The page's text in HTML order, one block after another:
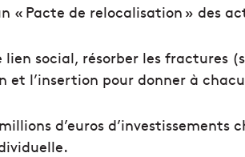
« Pacte de relocalisation » des
lien social, résorber les fractures
et l’insertion pour donner à
d’euros